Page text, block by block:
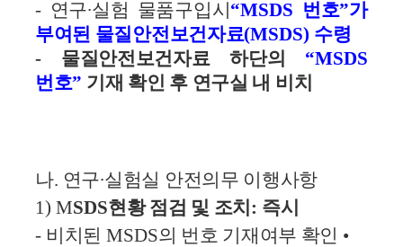
- 연구∙실험 물품구입시“MSDS 번호”가
부여된 물질안전보건자료(MSDS) 수령
- 물질안전보건자료 하단의 “MSDS
번호” 기재 확인 후 연구실 내 비치
나. 연구∙실험실 안전의무 이행사항
1) MSDS현황 점검 및 조치 : 즉시
- 비치된 MSDS의 번호 기재여부 확인 •